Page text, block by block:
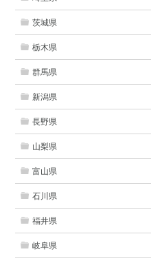
茨城県
栃木県
群馬県
新潟県
長野県
山梨県
富山県
石川県
福井県
岐阜県